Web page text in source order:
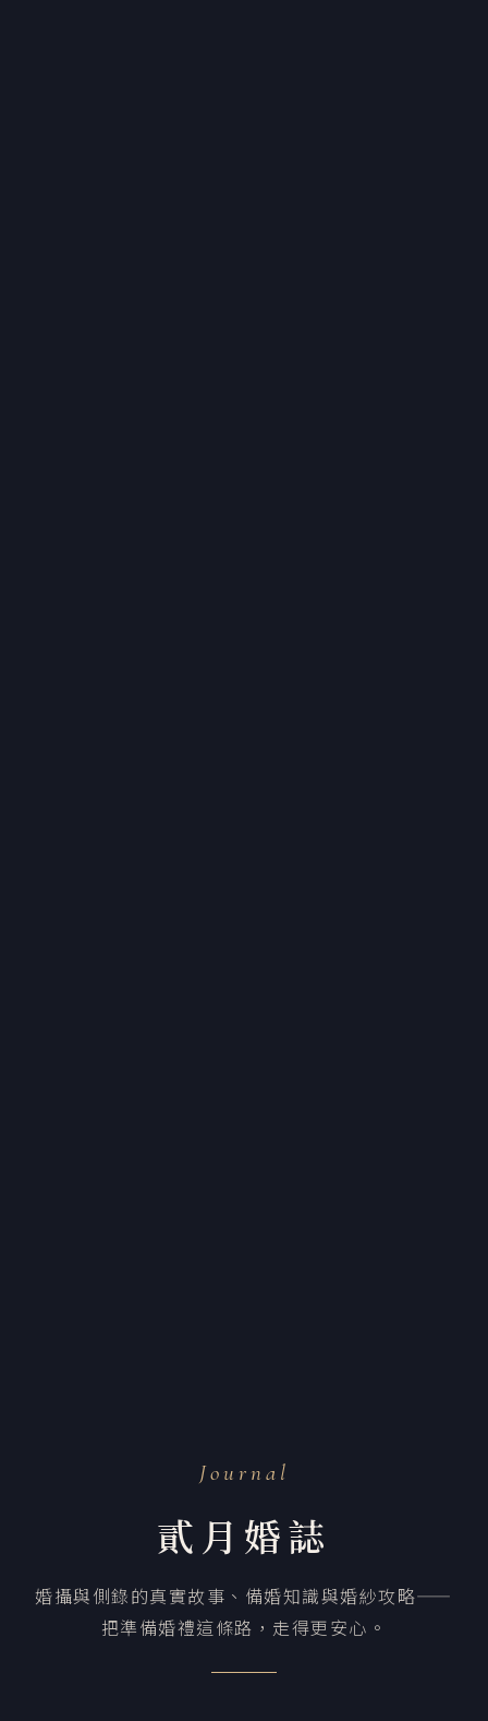
Journal
貳月婚誌
婚攝與側錄的真實故事、備婚知識與婚紗攻略——
把準備婚禮這條路，走得更安心。